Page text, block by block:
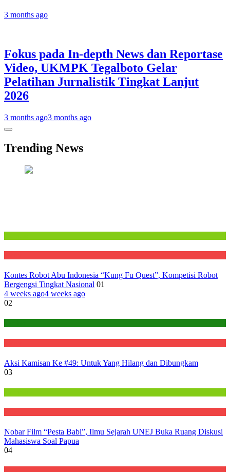
3 months ago
Fokus pada In-depth News dan Reportase
Video, UKMPK Tegalboto Gelar
Pelatihan Jurnalistik Tingkat Lanjut
2026
3 months ago3 months ago
Trending News
Kontes Robot Abu Indonesia “Kung Fu Quest”, Kompetisi Robot
Bergengsi Tingkat Nasional 01
4 weeks ago4 weeks ago
02
Aksi Kamisan Ke #49: Untuk Yang Hilang dan Dibungkam
03
Nobar Film “Pesta Babi”, Ilmu Sejarah UNEJ Buka Ruang Diskusi
Mahasiswa Soal Papua
04